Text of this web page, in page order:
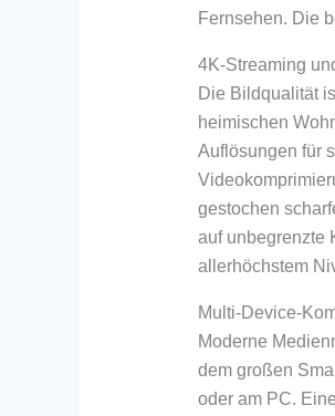
Fernsehen. Die
4K-Streaming
Die Bildqualität
heimischen
Auflösungen für
gestochen
auf unbegrenzte
allerhöchstem
Multi-Device-
Moderne
dem großen
oder am PC.